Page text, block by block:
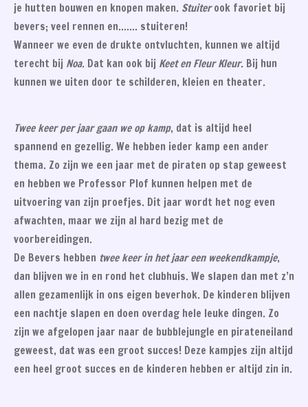
je hutten bouwen en knopen maken. Stuiterook favoriet bij
bevers; veel rennen en……. stuiteren!
Wanneer we even de drukte ontvluchten, kunnen we altijd
terecht bij Noa. Dat kan ook bij Keet en Fleur Kleur. Bij hun
kunnen we uiten door te schilderen, kleien en theater.
Twee keer per jaar gaan we op kamp, dat is altijd heel
spannend en gezellig. We hebben ieder kamp een ander
thema. Zo zijn we een jaar met de piraten op stap geweest
en hebben we Professor Plof kunnen helpen met de
uitvoering van zijn proefjes. Dit jaar wordt het nog even
afwachten, maar we zijn al hard bezig met de
voorbereidingen.
De Bevers hebben twee keer in het jaar een weekendkampje,
dan blijven we in en rond het clubhuis. We slapen dan met z’n
allen gezamenlijk in ons eigen beverhok. De kinderen blijven
een nachtje slapen en doen overdag hele leuke dingen. Zo
zijn we afgelopen jaar naar de bubblejungle en pirateneiland
geweest, dat was een groot succes! Deze kampjes zijn altijd
een heel groot succes en de kinderen hebben er altijd zin in.